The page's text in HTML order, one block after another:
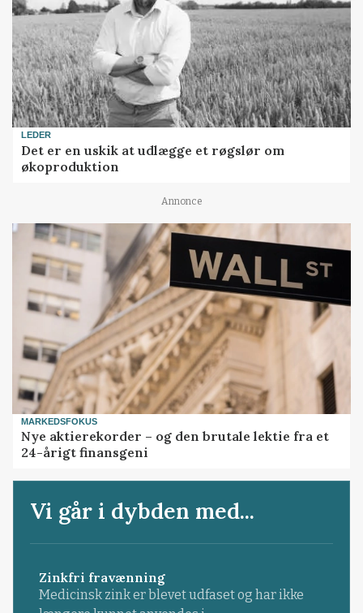
LEDER
Det er en uskik at udlægge et røgslør om
økoproduktion
Annonce
MARKEDSFOKUS
Nye aktierekorder – og den brutale lektie fra et
24-årigt finansgeni
Vi går i dybden med...
Zinkfri fravænning
Medicinsk zink er blevet udfaset og har ikke